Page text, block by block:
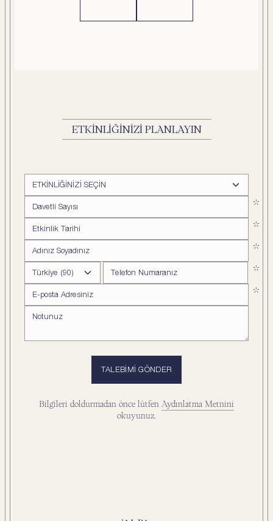
ETKINLIĞINIZI PLANLAYIN
TALEBIMI GÖNDER
Bilgileri doldurmadan önce lütfen Aydınlatma Metnini
okuyunuz.